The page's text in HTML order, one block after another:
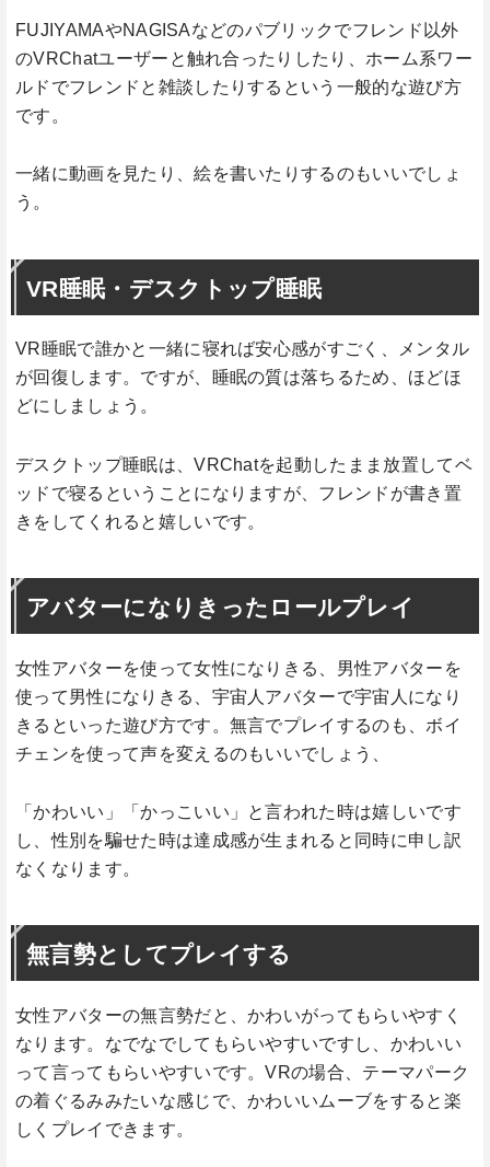
FUJIYAMAやNAGISAなどのパブリックでフレンド以外
のVRChatユーザーと触れ合ったりしたり、ホーム系ワー
ルドでフレンドと雑談したりするという一般的な遊び方
です。
一緒に動画を見たり、絵を書いたりするのもいいでしょ
う。
VR睡眠・デスクトップ睡眠
VR睡眠で誰かと一緒に寝れば安心感がすごく、メンタル
が回復します。ですが、睡眠の質は落ちるため、ほどほ
どにしましょう。
デスクトップ睡眠は、VRChatを起動したまま放置してベ
ッドで寝るということになりますが、フレンドが書き置
きをしてくれると嬉しいです。
アバターになりきったロールプレイ
女性アバターを使って女性になりきる、男性アバターを
使って男性になりきる、宇宙人アバターで宇宙人になり
きるといった遊び方です。無言でプレイするのも、ボイ
チェンを使って声を変えるのもいいでしょう、
「かわいい」「かっこいい」と言われた時は嬉しいです
し、性別を騙せた時は達成感が生まれると同時に申し訳
なくなります。
無言勢としてプレイする
女性アバターの無言勢だと、かわいがってもらいやすく
なります。なでなでしてもらいやすいですし、かわいい
って言ってもらいやすいです。VRの場合、テーマパーク
の着ぐるみみたいな感じで、かわいいムーブをすると楽
しくプレイできます。